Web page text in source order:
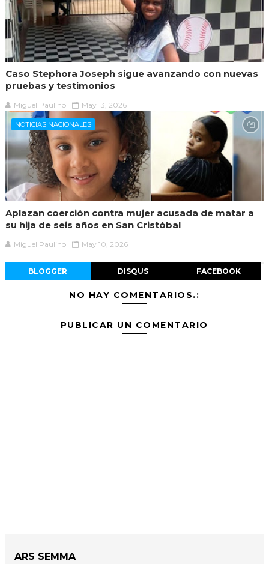
Caso Stephora Joseph sigue avanzando con nuevas
pruebas y testimonios
Miguel Paulino May 13, 2026
NOTICIAS NACIONALES
Aplazan coerción contra mujer acusada de matar a
su hija de seis años en San Cristóbal
Miguel Paulino May 10, 2026
BLOGGER DISQUS FACEBOOK
NO HAY COMENTARIOS.:
PUBLICAR UN COMENTARIO
ARS SEMMA